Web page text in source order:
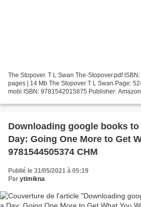
The Stopover. T L Swan The-Stopover.pdf
pages | 14 Mb The Stopover T L Swan Page:
mobi ISBN: 9781542015875 Publisher:
Downloading google books
Day: Going One More to Get
9781544505374 CHM
Publié le 31/05/2021 à 05:19
Par ytimikna